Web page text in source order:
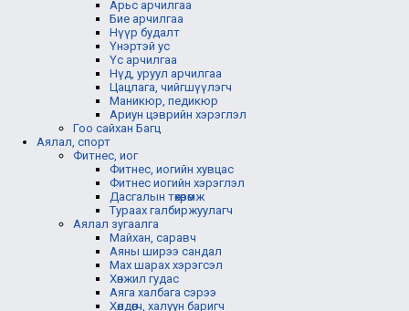
Арьс арчилгаа
Бие арчилгаа
Нүүр будалт
Үнэртэй ус
Үс арчилгаа
Нүд, уруул арчилгаа
Цацлага, чийгшүүлэгч
Маникюр, педикюр
Ариун цэврийн хэрэглэл
Гоо сайхан Багц
Аялал, спорт
Фитнес, иог
Фитнес, иогийн хувцас
Фитнес иогийн хэрэглэл
Дасгалын төхөөрөмж
Тураах галбиржуулагч
Аялал зугаалга
Майхан, саравч
Аяны ширээ сандал
Мах шарах хэрэгсэл
Хөнжил гудас
Аяга халбага сэрээ
Хөлдөөгч, халуун баригч